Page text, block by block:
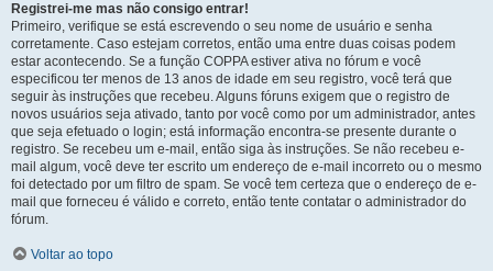
Registrei-me mas não consigo entrar!
Primeiro, verifique se está escrevendo o seu nome de usuário e senha
corretamente. Caso estejam corretos, então uma entre duas coisas podem
estar acontecendo. Se a função COPPA estiver ativa no fórum e você
especificou ter menos de 13 anos de idade em seu registro, você terá que
seguir às instruções que recebeu. Alguns fóruns exigem que o registro de
novos usuários seja ativado, tanto por você como por um administrador, antes
que seja efetuado o login; está informação encontra-se presente durante o
registro. Se recebeu um e-mail, então siga às instruções. Se não recebeu e-
mail algum, você deve ter escrito um endereço de e-mail incorreto ou o mesmo
foi detectado por um filtro de spam. Se você tem certeza que o endereço de e-
mail que forneceu é válido e correto, então tente contatar o administrador do
fórum.
Voltar ao topo